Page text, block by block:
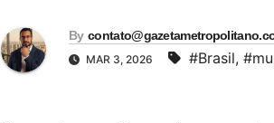
By
MAR 3, 2026 #Brasil,